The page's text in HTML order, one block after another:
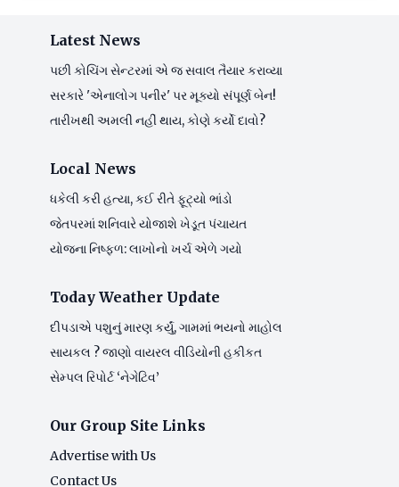
Latest News
પછી કોચિંગ સેન્ટરમાં એ જ સવાલ તૈયાર કરાવ્યા
સરકારે 'એનાલોગ પનીર' પર મૂક્યો સંપૂર્ણ બેન!
તારીખથી અમલી નહીં થાય, કોણે કર્યો દાવો?
Local News
ધકેલી કરી હત્યા, કઈ રીતે ફૂટ્યો ભાંડો
જેતપરમાં શનિવારે યોજાશે ખેડૂત પંચાયત
યોજના નિષ્ફળ: લાખોનો ખર્ચ એળે ગયો
Today Weather Update
દીપડાએ પશુનું મારણ કર્યું, ગામમાં ભયનો માહોલ
સાયકલ ? જાણો વાયરલ વીડિયોની હકીકત
સેમ્પલ રિપોર્ટ ‘નેગેટિવ’
Our Group Site Links
Advertise with Us
Contact Us